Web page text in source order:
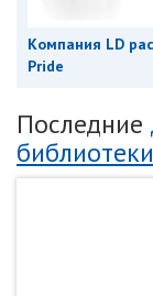
Компания LD
Pride
Последние
библиотеки